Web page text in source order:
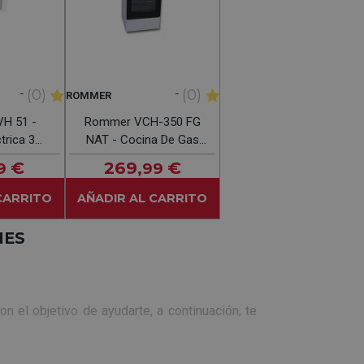
- (0)
51 -
3
€
ROMMER - (0)
Rommer VCH-350 FG
NAT - Cocina De Gas
Natural 3 Fuegos
269,99 €
AÑADIR AL CARRITO
el objetivo de ayudarte, a continuación, te